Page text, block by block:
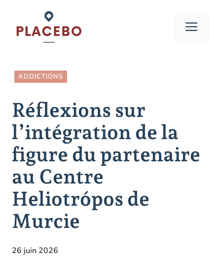
contenu
ADDICTIONS
Réflexions sur
l’intégration de la
figure du partenaire
au Centre
Heliotrópos de
Murcie
26 juin 2026